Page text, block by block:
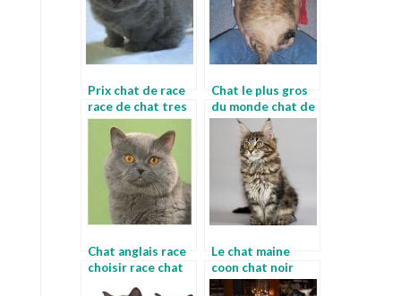
Prix chat de race
race de chat tres
rare
Chat le plus gros
du monde chat de
race poil long
Chat anglais race
choisir race chat
Le chat maine
coon chat noir
quelle race